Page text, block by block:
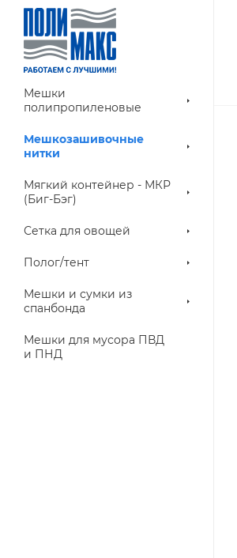
Мешки
полипропиленовые
Мешкозашивочные
нитки
Мягкий контейнер - МКР
(Биг-Бэг)
Сетка для овощей
Полог/тент
Мешки и сумки из
спанбонда
Мешки для мусора ПВД
и ПНД